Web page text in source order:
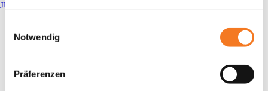
Notwendig
Präferenzen
UGENDBERUFSHILFE
Förderprogramme
SOG. BILDUNGSBENACHTEILIGTE JUGENDLICHE
Förderprogramme